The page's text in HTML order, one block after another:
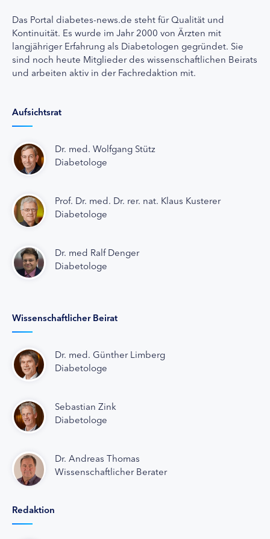
Das Portal diabetes-news.de steht für Qualität und
Kontinuität. Es wurde im Jahr 2000 von Ärzten mit
langjähriger Erfahrung als Diabetologen gegründet. Sie
sind noch heute Mitglieder des wissenschaftlichen Beirats
und arbeiten aktiv in der Fachredaktion mit.
Aufsichtsrat
Dr. med. Wolfgang Stütz
Diabetologe
Prof. Dr. med. Dr. rer. nat. Klaus Kusterer
Diabetologe
Dr. med Ralf Denger
Diabetologe
Wissenschaftlicher Beirat
Dr. med. Günther Limberg
Diabetologe
Sebastian Zink
Diabetologe
Dr. Andreas Thomas
Wissenschaftlicher Berater
Redaktion